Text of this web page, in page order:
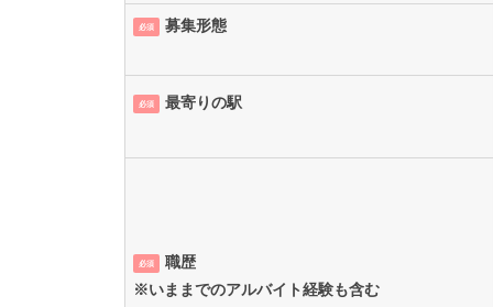
必須 募集形態
必須 最寄りの駅
必須
職歴
※いままでのアルバイト経験も含む